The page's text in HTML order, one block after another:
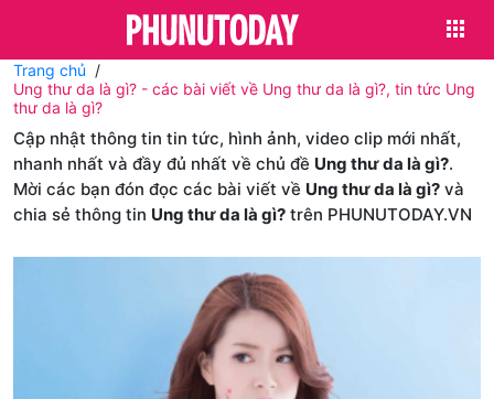
Trang chủ
Ung thư da là gì? - các bài viết về Ung thư da là gì?, tin tức Ung
thư da là gì?
Cập nhật thông tin tin tức, hình ảnh, video clip mới nhất,
nhanh nhất và đầy đủ nhất về chủ đề Ung thư da là gì?.
Mời các bạn đón đọc các bài viết về Ung thư da là gì? và
chia sẻ thông tin Ung thư da là gì? trên PHUNUTODAY.VN